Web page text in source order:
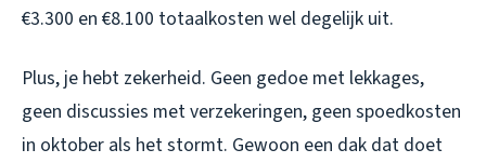
€3.300 en €8.100 totaalkosten wel degelijk uit.
Plus, je hebt zekerheid. Geen gedoe met lekkages,
geen discussies met verzekeringen, geen spoedkosten
in oktober als het stormt. Gewoon een dak dat doet